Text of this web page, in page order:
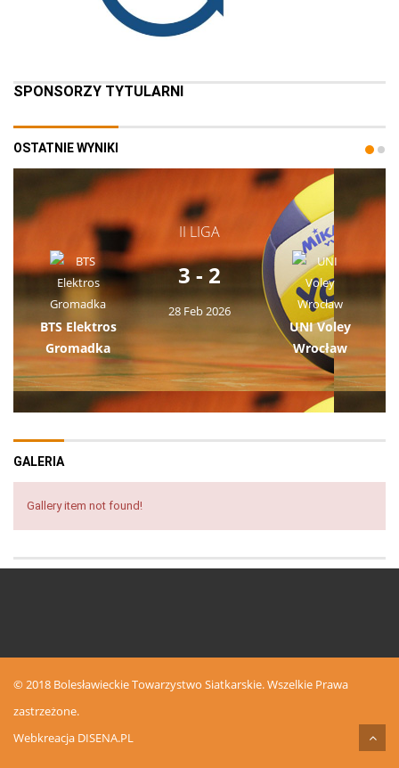
SPONSORZY TYTULARNI
OSTATNIE WYNIKI
II LIGA
BTS Elektros
Gromadka
3 - 2
28 Feb 2026
UNI Voley
Wrocław
GALERIA
Gallery item not found!
© 2018 Bolesławieckie Towarzystwo Siatkarskie. Wszelkie Prawa
zastrzeżone.
Webkreacja DISENA.PL